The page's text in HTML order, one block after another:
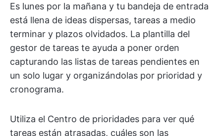
Es lunes por la mañana y tu bandeja de entrada
está llena de ideas dispersas, tareas a medio
terminar y plazos olvidados. La plantilla del
gestor de tareas te ayuda a poner orden
capturando las listas de tareas pendientes en
un solo lugar y organizándolas por prioridad y
cronograma.
Utiliza el Centro de prioridades para ver qué
tareas están atrasadas, cuáles son las